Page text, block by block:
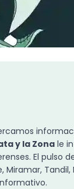
y la Zona le
El pulso
Miramar,